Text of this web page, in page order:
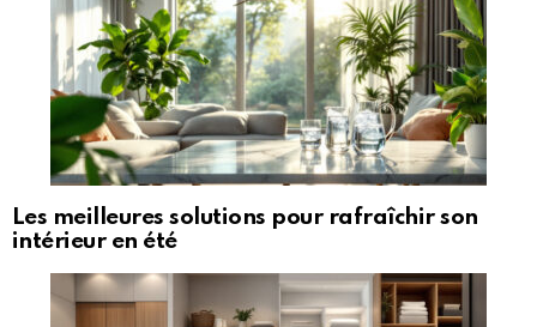
Les meilleures solutions pour rafraîchir son
intérieur en été